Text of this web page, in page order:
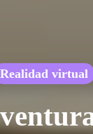
Realidad virtual